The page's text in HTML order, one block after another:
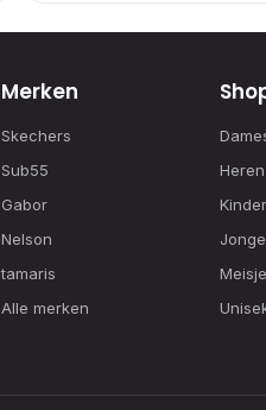
Merken
Skechers
Sub55
Gabor
Nelson
tamaris
Alle merken
Heren